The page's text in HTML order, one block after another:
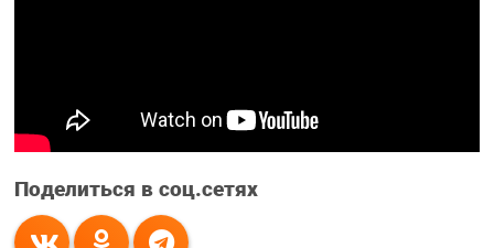
Поделиться в соц.сетях